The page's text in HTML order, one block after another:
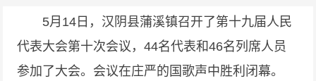
5月14日，汉阴县蒲溪镇召开了第十九届人民
代表大会第十次会议，44名代表和46名列席人员
参加了大会。会议在庄严的国歌声中胜利闭幕。